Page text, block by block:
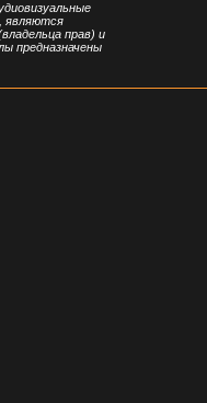
являются
прав) и
предназначены